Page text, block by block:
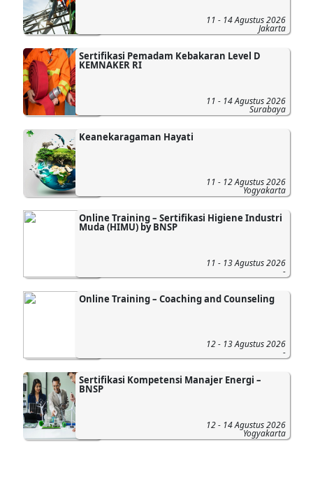
11 - 14 Agustus 2026
Jakarta
Sertifikasi Pemadam Kebakaran Level D
KEMNAKER RI
11 - 14 Agustus 2026
Surabaya
Keanekaragaman Hayati
11 - 12 Agustus 2026
Yogyakarta
Online Training – Sertifikasi Higiene Industri
Muda (HIMU) by BNSP
11 - 13 Agustus 2026
-
Online Training – Coaching and Counseling
12 - 13 Agustus 2026
-
Sertifikasi Kompetensi Manajer Energi –
BNSP
12 - 14 Agustus 2026
Yogyakarta